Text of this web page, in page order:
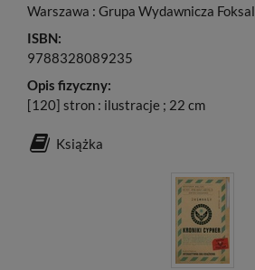
Warszawa : Grupa Wydawnicza Foksal
ISBN:
9788328089235
Opis fizyczny:
[120] stron : ilustracje ; 22 cm
Książka